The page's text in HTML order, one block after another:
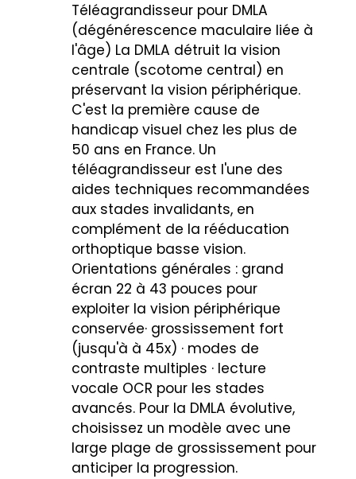
Téléagrandisseur pour DMLA
(dégénérescence maculaire liée à
l'âge) La DMLA détruit la vision
centrale (scotome central) en
préservant la vision périphérique.
C'est la première cause de
handicap visuel chez les plus de
50 ans en France. Un
téléagrandisseur est l'une des
aides techniques recommandées
aux stades invalidants, en
complément de la rééducation
orthoptique basse vision.
Orientations générales : grand
écran 22 à 43 pouces pour
exploiter la vision périphérique
conservée· grossissement fort
(jusqu'à à 45x) · modes de
contraste multiples · lecture
vocale OCR pour les stades
avancés. Pour la DMLA évolutive,
choisissez un modèle avec une
large plage de grossissement pour
anticiper la progression.